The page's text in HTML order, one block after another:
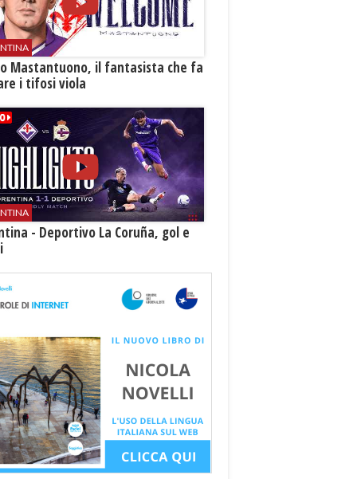
Mastantuono, il fantasista che fa
i tifosi viola
- Deportivo La Coruña, gol e